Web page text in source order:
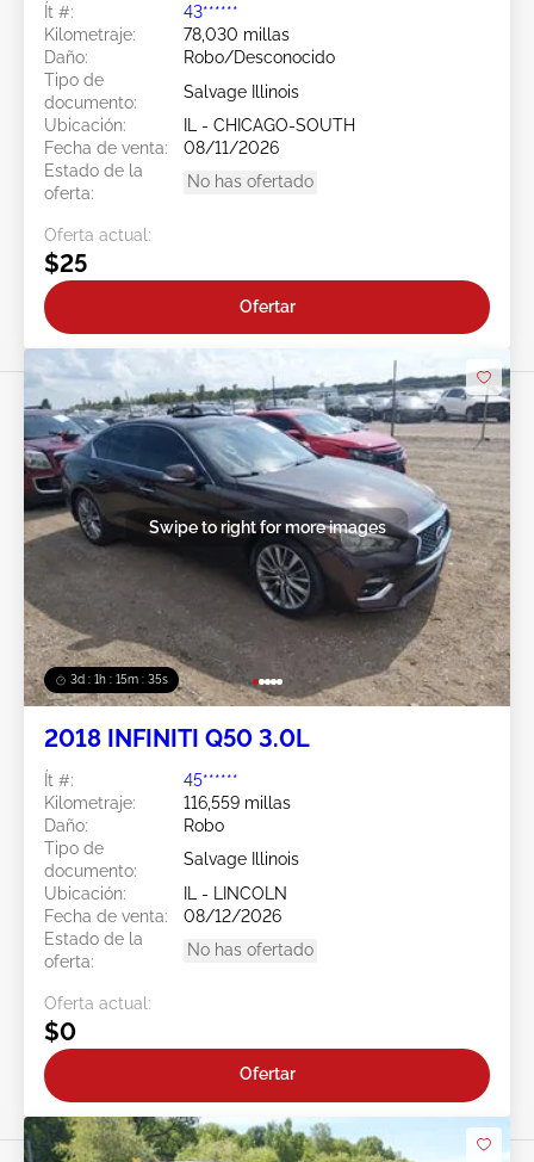
Ít #:
43******
Kilometraje:
78,030 millas
Daño:
Robo/Desconocido
Tipo de
documento:
Salvage Illinois
Ubicación:
IL - CHICAGO-SOUTH
Fecha de venta:
08/11/2026
Estado de la
oferta:
No has ofertado
Oferta actual:
$25
Ofertar
3d : 1h : 15m : 32s
Swipe to right for more images
2018 INFINITI Q50 3.0L
Ít #:
45******
Kilometraje:
116,559 millas
Daño:
Robo
Tipo de
documento:
Salvage Illinois
Ubicación:
IL - LINCOLN
Fecha de venta:
08/12/2026
Estado de la
oferta:
No has ofertado
Oferta actual:
$0
Ofertar